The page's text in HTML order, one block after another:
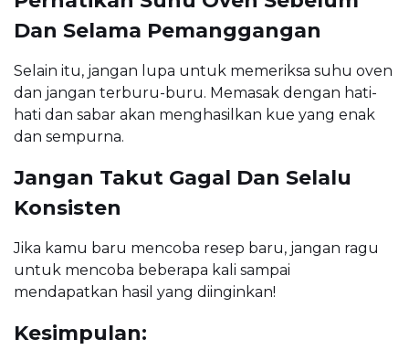
Dan Selama Pemanggangan
Selain itu, jangan lupa untuk memeriksa suhu oven
dan jangan terburu-buru. Memasak dengan hati-
hati dan sabar akan menghasilkan kue yang enak
dan sempurna.
Jangan Takut Gagal Dan Selalu
Konsisten
Jika kamu baru mencoba resep baru, jangan ragu
untuk mencoba beberapa kali sampai
mendapatkan hasil yang diinginkan!
Kesimpulan: